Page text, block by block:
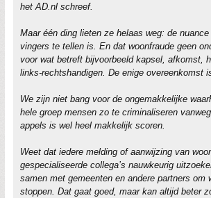
het AD.nl schreef.
Maar één ding lieten ze helaas weg: de
vingers te tellen is. En dat woonfraude geen
voor wat betreft bijvoorbeeld kapsel, afkomst,
links-rechtshandigen. De enige overeenkomst
We zijn niet bang voor de ongemakkelijke
hele groep mensen zo te criminaliseren
appels is wel heel makkelijk scoren.
Weet dat iedere melding of aanwijzing van
gespecialiseerde collega’s nauwkeurig
samen met gemeenten en andere partners om
stoppen. Dat gaat goed, maar kan altijd beter